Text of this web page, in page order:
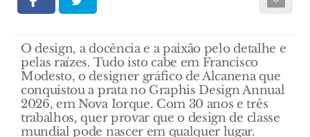
O design, a docência e a paixão pelo detalhe e
pelas raízes. Tudo isto cabe em Francisco
Modesto, o designer gráfico de Alcanena que
conquistou a prata no Graphis Design Annual
2026, em Nova Iorque. Com 30 anos e três
trabalhos, quer provar que o design de classe
mundial pode nascer em qualquer lugar.